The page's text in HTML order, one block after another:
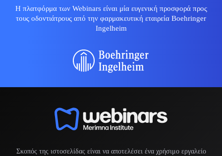
Η πλατφόρμα των Webinars είναι μία ευγενική προσφορά προς
τους οδοντιάτρους από την φαρμακευτική εταιρεία Boehringer
Ingelheim
Σκοπός της ιστοσελίδας είναι να αποτελέσει ένα χρήσιμο εργαλείο